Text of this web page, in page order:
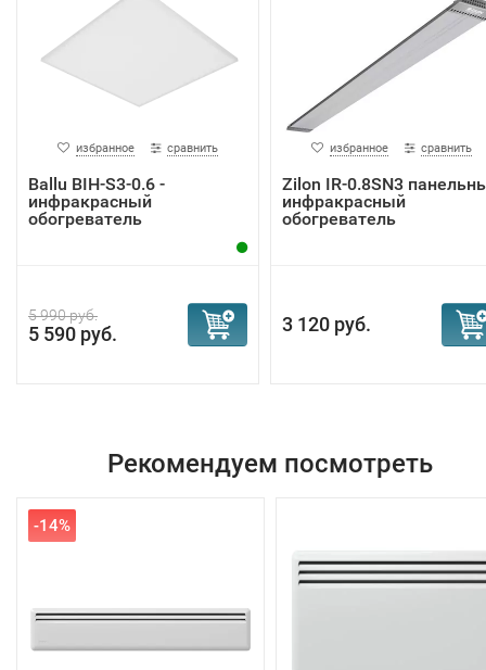
избранное сравнить
Ballu BIH-S3-0.6 -
инфракрасный
обогреватель
5 990 руб.
5 590 руб.
избранное сравнить
Zilon IR-0.8SN3
инфракрасный
обогреватель
3 120 руб.
Рекомендуем посмотреть
-14%